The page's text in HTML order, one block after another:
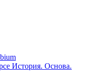
История. Основа.